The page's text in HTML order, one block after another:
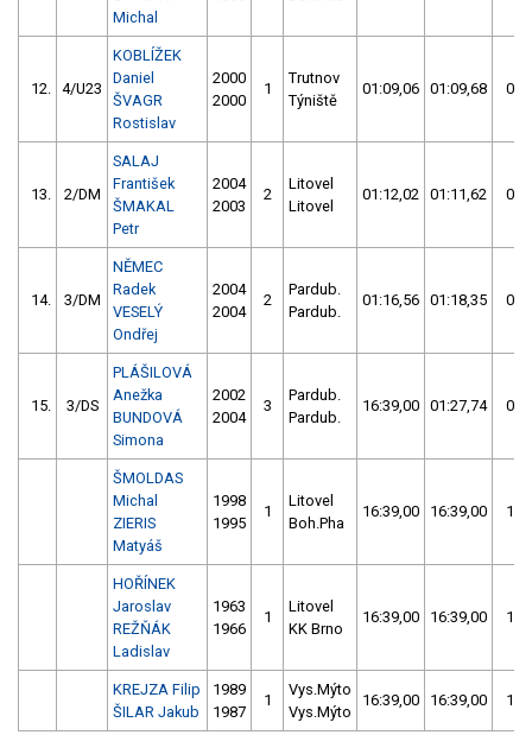
Michal
12. 4/U23
KOBLÍŽEK
Daniel
ŠVAGR
Rostislav
2000
2000
1
Trutnov
Týniště
01:09,06 01:09,68
13. 2/DM
SALAJ
František
ŠMAKAL
Petr
2004
2003
2
Litovel
Litovel
01:12,02 01:11,62
14. 3/DM
NĚMEC
Radek
VESELÝ
Ondřej
2004
2004
2
Pardub.
Pardub.
01:16,56 01:18,35
15. 3/DS
PLÁŠILOVÁ
Anežka
BUNDOVÁ
Simona
2002
2004
3
Pardub.
Pardub.
16:39,00 01:27,74
ŠMOLDAS
Michal
ZIERIS
Matyáš
1998
1995
1
Litovel
Boh.Pha
16:39,00 16:39,00
HOŘÍNEK
Jaroslav
REŽŇÁK
Ladislav
1963
1966
1
Litovel
KK Brno
16:39,00 16:39,00
KREJZA Filip
ŠILAR Jakub
1989
1987
1
Vys.Mýto
Vys.Mýto
16:39,00 16:39,00